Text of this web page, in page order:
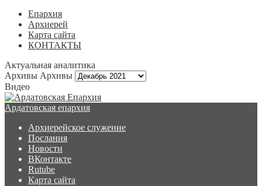
Епархия
Архиерей
Карта сайта
КОНТАКТЫ
Актуальная аналитика
Архивы Архивы
Видео
Ардатовская епархия
Архиерейское служение
Послания
Новости
ВКонтакте
Rutube
Карта сайта